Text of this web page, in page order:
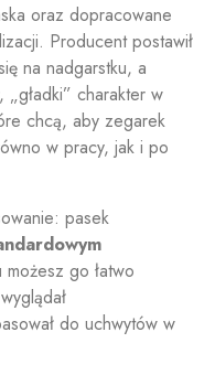
oraz dopracowane
Producent postawił
na nadgarstku, a
charakter w
chcą, aby zegarek
w pracy, jak i po
pasek
go łatwo
do uchwytów w